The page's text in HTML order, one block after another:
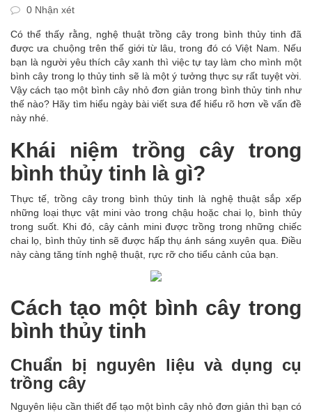
0 Nhận xét
Có thể thấy rằng, nghệ thuật trồng cây trong bình thủy tinh đã
được ưa chuộng trên thế giới từ lâu, trong đó có Việt Nam. Nếu
bạn là người yêu thích cây xanh thì việc tự tay làm cho mình một
bình cây trong lọ thủy tinh sẽ là một ý tưởng thực sự rất tuyệt vời.
Vậy cách tạo một bình cây nhỏ đơn giản trong bình thủy tinh như
thế nào? Hãy tìm hiểu ngày bài viết sưa để hiểu rõ hơn về vấn đề
này nhé.
Khái niệm trồng cây trong
bình thủy tinh là gì?
Thực tế, trồng cây trong bình thủy tinh là nghệ thuật sắp xếp
những loại thực vật mini vào trong chậu hoặc chai lọ, bình thủy
trong suốt. Khi đó, cây cảnh mini được trồng trong những chiếc
chai lọ, bình thủy tinh sẽ được hấp thụ ánh sáng xuyên qua. Điều
này càng tăng tính nghệ thuật, rực rỡ cho tiểu cảnh của bạn.
Cách tạo một bình cây trong
bình thủy tinh
Chuẩn bị nguyên liệu và dụng cụ
trồng cây
Nguyên liệu cần thiết để tạo một bình cây nhỏ đơn giản thì bạn có